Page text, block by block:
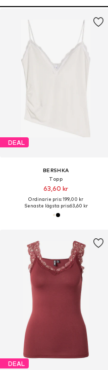
DEAL
BERSHKA
Topp
63,60 kr
Ordinarie pris: 199,00 kr
Senaste lägsta pris:63,60 kr
DEAL